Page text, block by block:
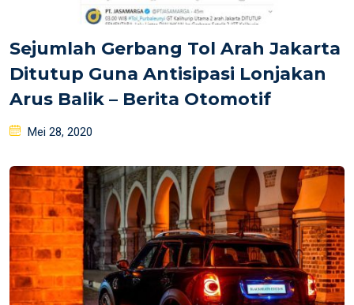
Sejumlah Gerbang Tol Arah Jakarta
Ditutup Guna Antisipasi Lonjakan
Arus Balik – Berita Otomotif
Posted
Mei 28, 2020